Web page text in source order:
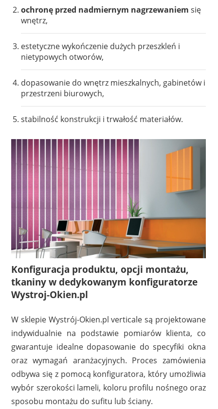
ochronę przed nadmiernym nagrzewaniem się
wnętrz,
estetyczne wykończenie dużych przeszkleń i
nietypowych otworów,
dopasowanie do wnętrz mieszkalnych, gabinetów i
przestrzeni biurowych,
stabilność konstrukcji i trwałość materiałów.
Konfiguracja produktu, opcji montażu,
tkaniny w dedykowanym konfiguratorze
Wystroj-Okien.pl
W sklepie Wystrój-Okien.pl verticale są projektowane
indywidualnie na podstawie pomiarów klienta, co
gwarantuje idealne dopasowanie do specyfiki okna
oraz wymagań aranżacyjnych. Proces zamówienia
odbywa się z pomocą konfiguratora, który umożliwia
wybór szerokości lameli, koloru profilu nośnego oraz
sposobu montażu do sufitu lub ściany.